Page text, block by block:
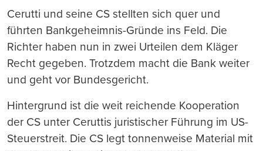
Cerutti und seine CS stellten sich quer und
führten Bankgeheimnis-Gründe ins Feld. Die
Richter haben nun in zwei Urteilen dem Kläger
Recht gegeben. Trotzdem macht die Bank weiter
und geht vor Bundesgericht.
Hintergrund ist die weit reichende Kooperation
der CS unter Ceruttis juristischer Führung im US-
Steuerstreit. Die CS legt tonnenweise Material mit